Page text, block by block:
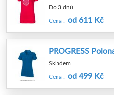
Do 3 dnů
Cena : od 611 Kč
PROGRESS
Skladem
Cena : od 499 Kč